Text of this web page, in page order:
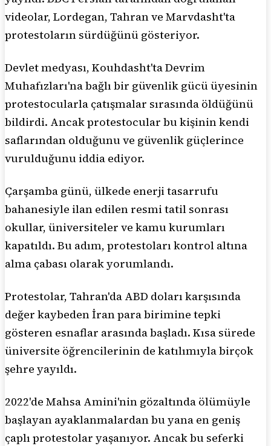
videolar, Lordegan, Tahran ve Marvdasht'ta
protestoların sürdüğünü gösteriyor.
Devlet medyası, Kouhdasht'ta Devrim
Muhafızları'na bağlı bir güvenlik gücü üyesinin
protestocularla çatışmalar sırasında öldüğünü
bildirdi. Ancak protestocular bu kişinin kendi
saflarından olduğunu ve güvenlik güçlerince
vurulduğunu iddia ediyor.
Çarşamba günü, ülkede enerji tasarrufu
bahanesiyle ilan edilen resmi tatil sonrası
okullar, üniversiteler ve kamu kurumları
kapatıldı. Bu adım, protestoları kontrol altına
alma çabası olarak yorumlandı.
Protestolar, Tahran'da ABD doları karşısında
değer kaybeden İran para birimine tepki
gösteren esnaflar arasında başladı. Kısa sürede
üniversite öğrencilerinin de katılımıyla birçok
şehre yayıldı.
2022'de Mahsa Amini'nin gözaltında ölümüyle
başlayan ayaklanmalardan bu yana en geniş
çaplı protestolar yaşanıyor. Ancak bu seferki